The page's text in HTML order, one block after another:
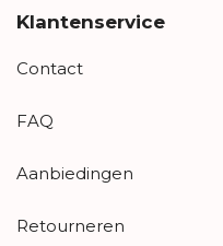
Klantenservice
Contact
FAQ
Aanbiedingen
Retourneren